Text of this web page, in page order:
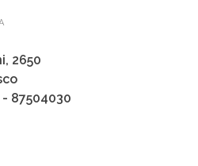
2650
87504030